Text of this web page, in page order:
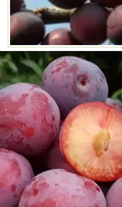
Характеристики
Описание
Характеристика
Урожайность кг/дерево
Срок созревания